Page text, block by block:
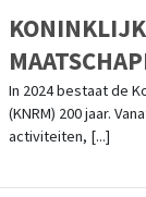
LANG 200-
In 2024 bestaat de
(KNRM) 200 jaar.
activiteiten, [...]